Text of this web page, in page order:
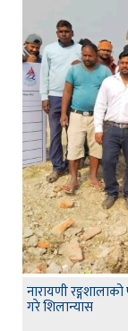
नारायणी
गरे शिलान्यास